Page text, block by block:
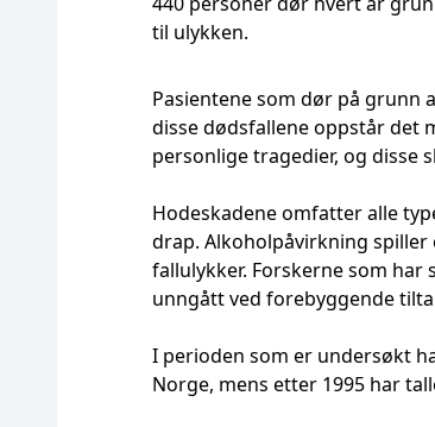
til ulykken.
Pasientene som dør på grunn
disse dødsfallene oppstår det
personlige tragedier, og disse
Hodeskadene omfatter alle
drap. Alkoholpåvirkning
fallulykker. Forskerne som
unngått ved forebyggende
I perioden som er undersøkt
Norge, mens etter 1995 har